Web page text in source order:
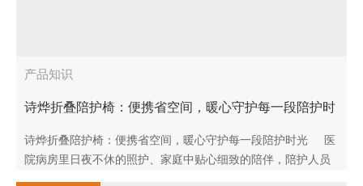
产品知识
诗烨折叠陪护椅：便携省空间，暖心守护每一段陪护时
诗烨折叠陪护椅：便携省空间，暖心守护每一段陪护时光 医
院病房里日夜不休的照护、家庭中贴心细致的陪伴，陪护人员
的休息质量，直接关系到照护状态与身心疲惫度。传统陪护工